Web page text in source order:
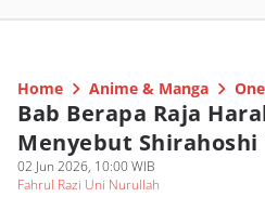
Home Anime & Manga
Bab Berapa Raja
Menyebut Shirahoshi
02 Jun 2026, 10:00 WIB
Fahrul Razi Uni Nurullah